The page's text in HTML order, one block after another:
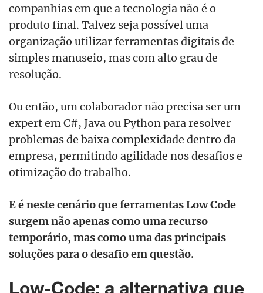
companhias em que a tecnologia não é o
produto final. Talvez seja possível uma
organização utilizar ferramentas digitais de
simples manuseio, mas com alto grau de
resolução.
Ou então, um colaborador não precisa ser um
expert em C#, Java ou Python para resolver
problemas de baixa complexidade dentro da
empresa, permitindo agilidade nos desafios e
otimização do trabalho.
E é neste cenário que ferramentas Low Code
surgem não apenas como uma recurso
temporário, mas como uma das principais
soluções para o desafio em questão.
Low-Code: a alternativa que